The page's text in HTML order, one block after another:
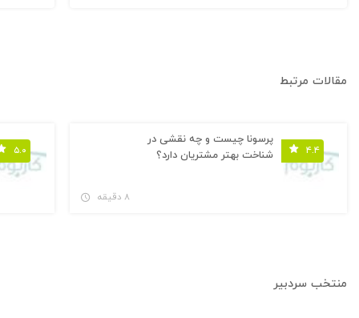
مقالات مرتبط
۴.۴
پرسونا چیست و چه نقشی در
شناخت بهتر مشتریان دارد؟
۸ دقیقه
۵.۰
منتخب سردبیر